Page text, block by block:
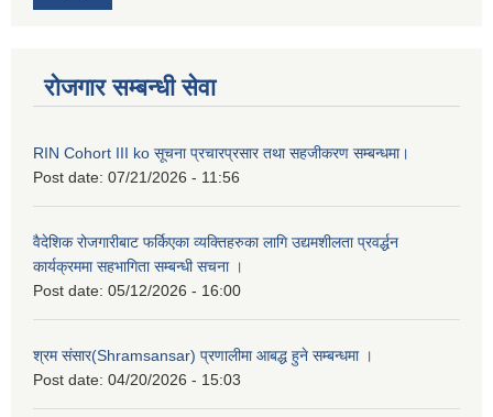
रोजगार सम्बन्धी सेवा
RIN Cohort III ko सूचना प्रचारप्रसार तथा सहजीकरण सम्बन्धमा।
Post date: 07/21/2026 - 11:56
वैदेशिक रोजगारीबाट फर्किएका व्यक्तिहरुका लागि उद्यमशीलता प्रवर्द्धन
कार्यक्रममा सहभागिता सम्बन्धी सचना ।
Post date: 05/12/2026 - 16:00
श्रम संसार(Shramsansar) प्रणालीमा आबद्ध हुने सम्बन्धमा ।
Post date: 04/20/2026 - 15:03